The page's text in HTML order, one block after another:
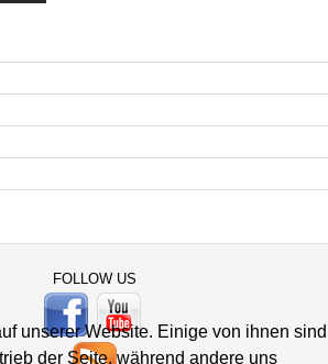
FOLLOW US
unserer Website. Einige von ihnen sind
der Seite, während andere uns